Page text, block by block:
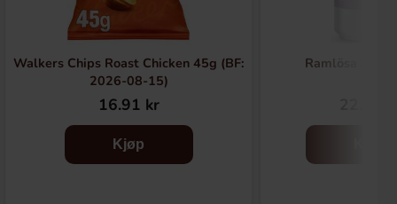
Walkers Chips Roast Chicken 45g (BF:
2026-08-15)
16.91 kr
Kjøp
Ramlösa